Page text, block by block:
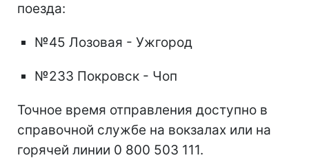
поезда:
№45 Лозовая - Ужгород
№233 Покровск - Чоп
Точное время отправления доступно в
справочной службе на вокзалах или на
горячей линии 0 800 503 111.